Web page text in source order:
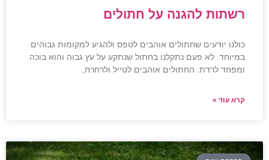
רשתות להגנה על חתולים
כולנו יודעים שחתולים אוהבים לטפס ולהגיע למקומות גבוהים
במיוחד. לא פעם נתקלנו בחתול שנתקע על עץ גבוה והוא בוכה
ומפחד לרדת. החתולים אוהבים לטייל ולרחרח,
קרא עוד »